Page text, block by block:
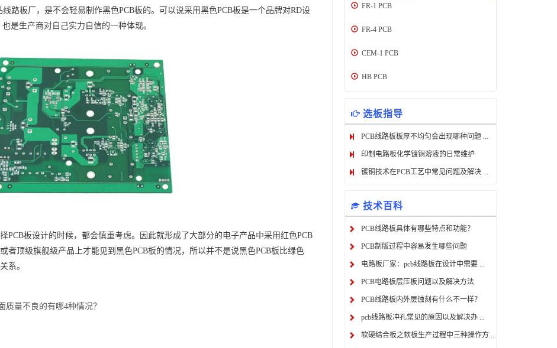
路板厂，是不会轻易制作黑色PCB板的。可以说采用黑色PCB板是一个品牌对RD设
是生产商对自己实力自信的一种体现。
板设计的时候，都会慎重考虑。因此就形成了大部分的电子产品中采用红色PCB
者顶级旗舰级产品上才能见到黑色PCB板的情况，所以并不是说黑色PCB板比绿色
系。
质量不良的有哪4种情况？
FR-1 PCB
FR-4 PCB
CEM-1 PCB
HB PCB
选板指导
PCB线路板板厚不均匀会出现哪种问题 ...
印制电路板化学镀铜溶液的日常维护
镀铜技术在PCB工艺中常见问题及解决 ...
技术百科
PCB线路板具体有哪些特点和功能？
PCB制版过程中容易发生哪些问题
电路板厂家：pcb线路板在设计中需要 ...
PCB电路板层压板问题以及解决方法
PCB线路板内外层蚀刻有什么不一样？
pcb线路板冲孔常见的原因以及解决办 ...
软硬结合板之软板生产过程中三种操作方 ...